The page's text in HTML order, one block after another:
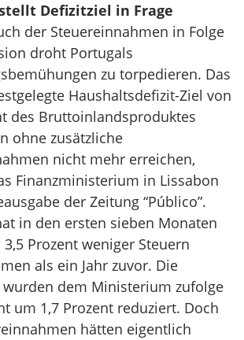
Defizitziel in Frage
der Steuereinnahmen in Folge
droht Portugals
zu torpedieren. Das
Haushaltsdefizit-Ziel von
des Bruttoinlandsproduktes
ohne zusätzliche
nicht mehr erreichen,
Finanzministerium in Lissabon
der Zeitung “Público”.
in den ersten sieben Monaten
Prozent weniger Steuern
als ein Jahr zuvor. Die
wurden dem Ministerium zufolge
um 1,7 Prozent reduziert. Doch
hätten eigentlich